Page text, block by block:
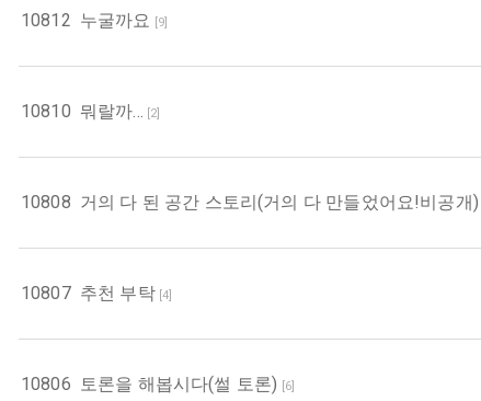
10812 누굴까요 [9]
10810 뭐랄까... [2]
10808 거의 다 된 공간 스토리(거의 다 만들었어요!비공개)
10807 추천 부탁[4]
10806 토론을 해봅시다(썰 토론) [6]